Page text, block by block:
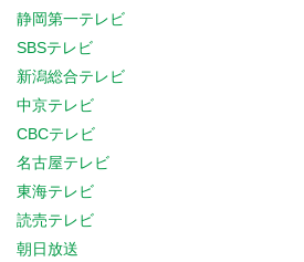
静岡第一テレビ
SBSテレビ
新潟総合テレビ
中京テレビ
CBCテレビ
名古屋テレビ
東海テレビ
読売テレビ
朝日放送